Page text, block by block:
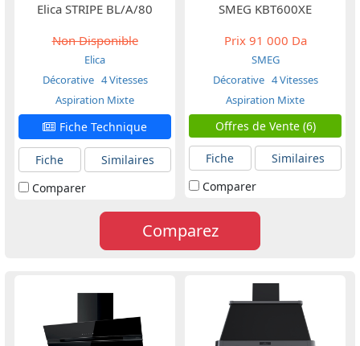
Elica STRIPE BL/A/80
Non Disponible
Elica
Décorative 4 Vitesses
Aspiration Mixte
Fiche Technique
Fiche
Similaires
Comparer
SMEG KBT600XE
Prix91 000 Da
SMEG
Décorative 4 Vitesses
Aspiration Mixte
Offres de Vente (6)
Fiche
Similaires
Comparer
Comparez